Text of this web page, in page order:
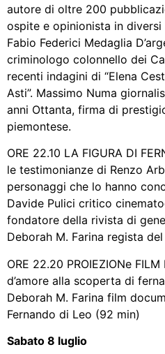
autore di oltre 200
ospite e opinionista in
Fabio Federici Medaglia
criminologo colonnello dei
recenti indagini di “Elena
Asti”. Massimo Numa
anni Ottanta, firma di
piemontese.
ORE 22.10 LA FIGURA DI
le testimonianze di Renzo
personaggi che lo hanno
Davide Pulici critico
fondatore della rivista di
Deborah M. Farina regista
ORE 22.20 PROIEZIONe
d’amore alla scoperta di
Deborah M. Farina film
Fernando di Leo (92 min)
Sabato 8 luglio